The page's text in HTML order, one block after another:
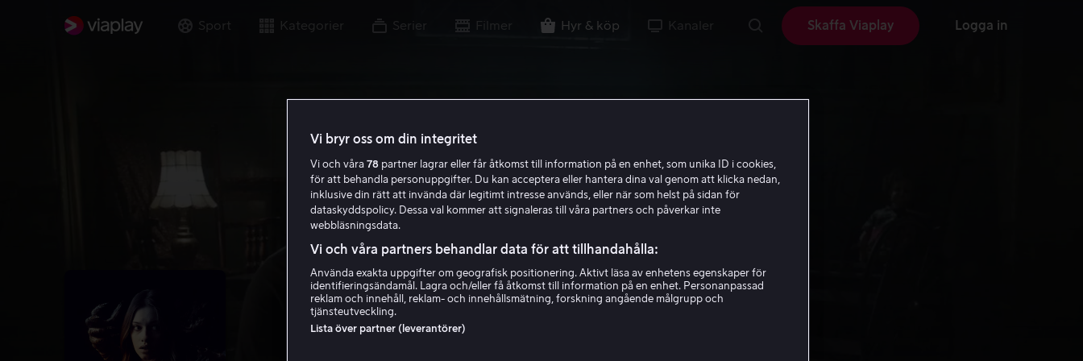
Sport Kategorier Serier Filmer Hyr & köp Kanaler Skaffa Viaplay Logga in
Vi bryr oss om din integritet
Vi och våra 78 partner lagrar eller får åtkomst till information på en enhet, som unika ID i cookies,
för att behandla personuppgifter. Du kan acceptera eller hantera dina val genom att klicka nedan,
inklusive din rätt att invända där legitimt intresse används, eller när som helst på sidan för
dataskyddspolicy. Dessa val kommer att signaleras till våra partners och påverkar inte
webbläsningsdata.
Vi och våra partners behandlar data för att tillhandahålla:
Använda exakta uppgifter om geografisk positionering. Aktivt läsa av enhetens egenskaper för
identifieringsändamål. Lagra och/eller få åtkomst till information på en enhet. Personanpassad
reklam och innehåll, reklam- och innehållsmätning, forskning angående målgrupp och
tjänsteutveckling.
Lista över partner (leverantörer)